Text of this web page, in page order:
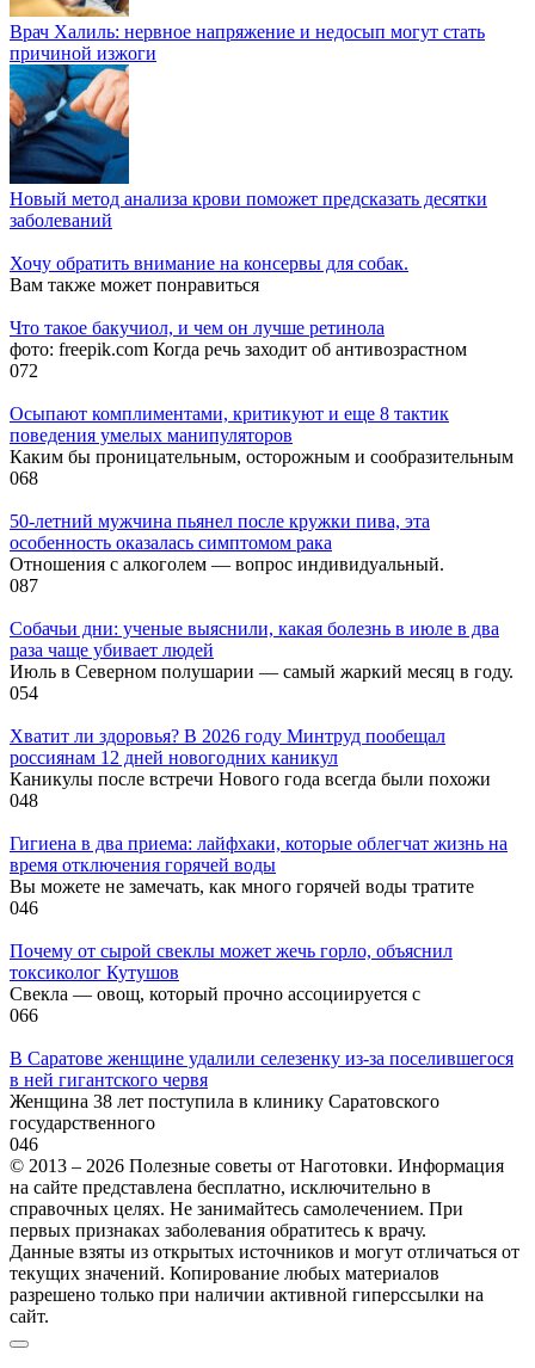
Врач Халиль: нервное напряжение и недосып могут стать
причиной изжоги
Новый метод анализа крови поможет предсказать десятки
заболеваний
Хочу обратить внимание на консервы для собак.
Вам также может понравиться
Что такое бакучиол, и чем он лучше ретинола
фото: freepik.com Когда речь заходит об антивозрастном
072
Осыпают комплиментами, критикуют и еще 8 тактик
поведения умелых манипуляторов
Каким бы проницательным, осторожным и сообразительным
068
50-летний мужчина пьянел после кружки пива, эта
особенность оказалась симптомом рака
Отношения с алкоголем — вопрос индивидуальный.
087
Собачьи дни: ученые выяснили, какая болезнь в июле в два
раза чаще убивает людей
Июль в Северном полушарии — самый жаркий месяц в году.
054
Хватит ли здоровья? В 2026 году Минтруд пообещал
россиянам 12 дней новогодних каникул
Каникулы после встречи Нового года всегда были похожи
048
Гигиена в два приема: лайфхаки, которые облегчат жизнь на
время отключения горячей воды
Вы можете не замечать, как много горячей воды тратите
046
Почему от сырой свеклы может жечь горло, объяснил
токсиколог Кутушов
Свекла — овощ, который прочно ассоциируется с
066
В Саратове женщине удалили селезенку из-за поселившегося
в ней гигантского червя
Женщина 38 лет поступила в клинику Саратовского
государственного
046
© 2013 – 2026 Полезные советы от Наготовки. Информация
на сайте представлена бесплатно, исключительно в
справочных целях. Не занимайтесь самолечением. При
первых признаках заболевания обратитесь к врачу.
Данные взяты из открытых источников и могут отличаться от
текущих значений. Копирование любых материалов
разрешено только при наличии активной гиперссылки на
сайт.